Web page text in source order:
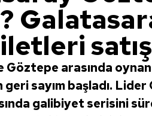
Göztepe arasında
sayım başladı.
galibiyet serisini